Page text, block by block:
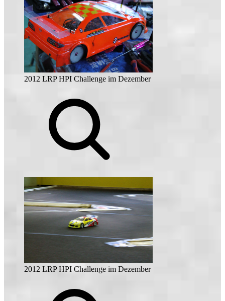
2012 LRP HPI Challenge im Dezember
2012 LRP HPI Challenge im Dezember